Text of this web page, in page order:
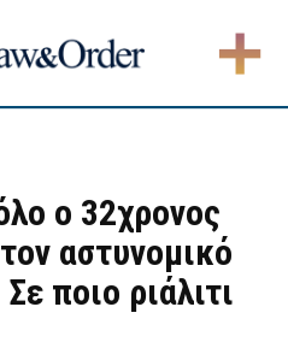
ο 32χρονος
αστυνομικό
ποιο ριάλιτι